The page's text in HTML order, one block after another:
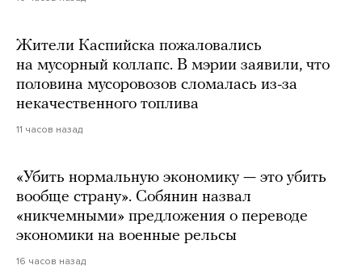
Жители Каспийска пожаловались
на мусорный коллапс. В мэрии заявили, что
половина мусоровозов сломалась из-за
некачественного топлива
11 часов назад
«Убить нормальную экономику — это убить
вообще страну». Собянин назвал
«никчемными» предложения о переводе
экономики на военные рельсы
16 часов назад